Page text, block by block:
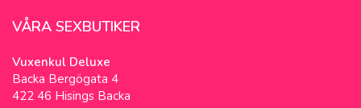
VÅRA SEXBUTIKER
Vuxenkul Deluxe
Backa Bergögata 4
422 46 Hisings Backa